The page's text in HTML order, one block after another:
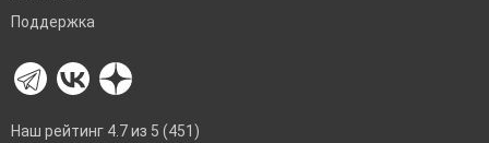
Поддержка
Наш рейтинг 4.7 из 5 (451)